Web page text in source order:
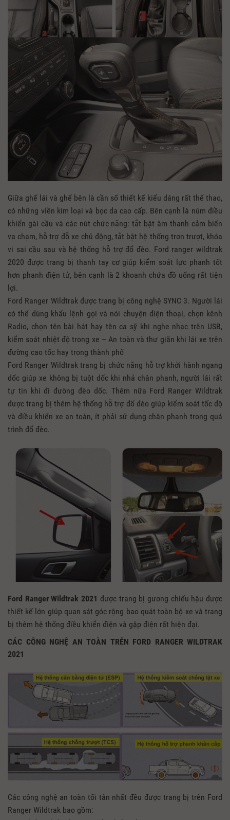
Giữa ghế lái và ghế bên là cần số thiết kế kiểu dáng rất thể thao,
có những viền kim loại và bọc da cao cấp. Bên cạnh là núm điều
khiển gài cầu và các nút chức năng: tắt bật âm thanh cảm biến
va chạm, hỗ trợ đỗ xe chủ động, tắt bật hệ thống trơn trượt, khóa
vi sai cầu sau và hệ thống hỗ trợ đổ đèo. Ford ranger wildtrak
2020 được trang bị thanh tay cơ giúp kiểm soát lực phanh tốt
hơn phanh điện tử, bên cạnh là 2 khoanh chứa đồ uống rất tiện
lợi.
Ford Ranger Wildtrak được trang bị công nghệ SYNC 3. Người lái
có thể dùng khẩu lệnh gọi và nói chuyện điện thoại, chọn kênh
Radio, chọn tên bài hát hay tên ca sỹ khi nghe nhạc trên USB,
kiểm soát nhiệt độ trong xe – An toàn và thư giãn khi lái xe trên
đường cao tốc hay trong thành phố
Ford Ranger Wildtrak trang bị chức năng hỗ trợ khởi hành ngang
dốc giúp xe không bị tuột dốc khi nhả chân phanh, người lái rất
tự tin khi đi đường đèo dốc. Thêm nữa Ford Ranger Wildtrak
được trang bị thêm hệ thống hỗ trợ đổ đèo giúp kiểm soát tốc độ
và điều khiển xe an toàn, ít phải sử dụng chân phanh trong quá
trình đổ đèo.
Ford Ranger Wildtrak 2021 được trang bị gương chiếu hậu được
thiết kế lớn giúp quan sát góc rộng bao quát toàn bộ xe và trang
bị thêm hệ thống điều khiển điện và gập điện rất hiện đại.
CÁC CÔNG NGHỆ AN TOÀN TRÊN FORD RANGER WILDTRAK
2021
Các công nghệ an toàn tối tân nhất đều được trang bị trên Ford
Ranger Wildtrak bao gồm: